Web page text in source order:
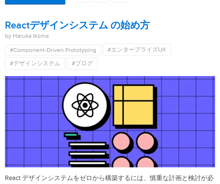
Reactデザインシステム の始め方
by Haruka Ikoma
#Component-Driven Prototyping
#エンタープライズUX
#デザインシステム
#ブログ
React デザインシステムをゼロから構築するには、慎重な計画と検討が必